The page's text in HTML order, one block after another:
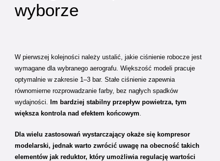
wyborze
W pierwszej kolejności należy ustalić, jakie ciśnienie robocze jest
wymagane dla wybranego aerografu. Większość modeli pracuje
optymalnie w zakresie 1–3 bar. Stałe ciśnienie zapewnia
równomierne rozprowadzanie farby, bez nagłych spadków
wydajności. Im bardziej stabilny przepływ powietrza, tym
większa kontrola nad efektem końcowym.
Dla wielu zastosowań wystarczający okaże się kompresor
modelarski, jednak warto zwrócić uwagę na obecność takich
elementów jak reduktor, który umożliwia regulację wartości